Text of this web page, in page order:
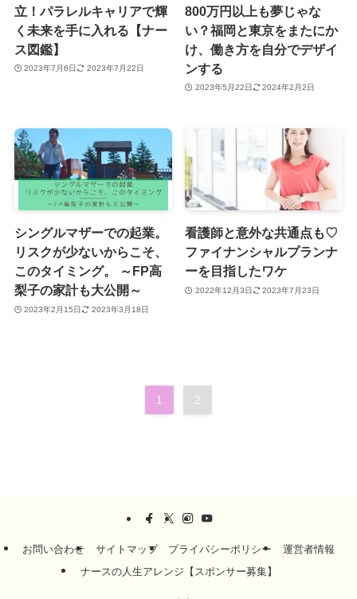
立！パラレルキャリアで輝
く未来を手に入れる【ナー
ス図鑑】
2023年7月6日 2023年7月22日
800万円以上も夢じゃな
い？福岡と東京をまたにか
け、働き方を自分でデザイ
ンする
2023年5月22日 2024年2月2日
シングルマザーでの起業。
リスクが少ないからこそ、
このタイミング。 ～FP高
梨子の家計も大公開～
2023年2月15日 2023年3月18日
看護師と意外な共通点も♡
ファイナンシャルプランナ
ーを目指したワケ
2022年12月3日 2023年7月23日
1 2
お問い合わせ サイトマップ プライバシーポリシー
運営者情報
ナースの人生アレンジ【スポンサー募集】